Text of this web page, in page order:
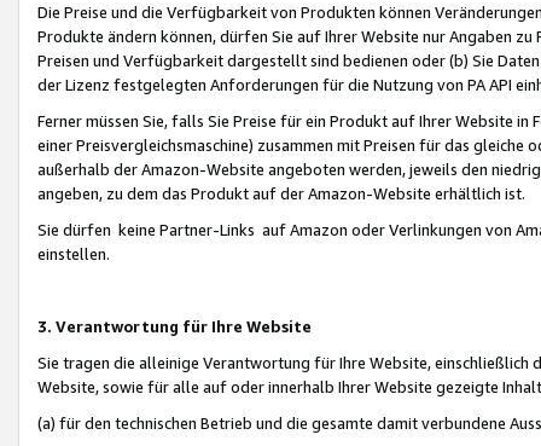
Die Preise und die Verfügbarkeit von Produkten können
Produkte ändern können, dürfen Sie auf Ihrer Website nur Angaben
Preisen und Verfügbarkeit dargestellt sind bedienen oder (b) Sie
der Lizenz festgelegten Anforderungen für die Nutzung von PA API
Ferner müssen Sie, falls Sie Preise für ein Produkt auf Ihrer Website
einer Preisvergleichsmaschine) zusammen mit Preisen für das
außerhalb der Amazon-Website angeboten werden, jeweils den
angeben, zu dem das Produkt auf der Amazon-Website erhältlich ist.
Sie dürfen keine Partner-Links auf Amazon oder Verlinkungen von
einstellen.
3. Verantwortung für Ihre Website
Sie tragen die alleinige Verantwortung für Ihre Website,
Website, sowie für alle auf oder innerhalb Ihrer Website gezeigte
(a) für den technischen Betrieb und die gesamte damit verbundene